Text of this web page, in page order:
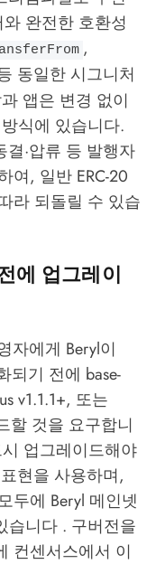
완전한 호환성
,
동일한 시그니처
앱은 변경 없이
식에 있습니다.
·압류 등 발행자
여, 일반 ERC-20
라 되돌릴 수 있습
에 업그레이
자에게 Beryl이
되기 전에 base-
v1.1.1+, 또는
할 것을 요구합니
업그레이드해야
현을 사용하며,
두에 Beryl 메인넷
습니다 . 구버전을
컨센서스에서 이